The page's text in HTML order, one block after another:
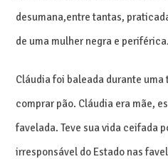
desumana,entre tantas,
de uma mulher negra e periférica.
Cláudia foi baleada durante
comprar pão. Cláudia era mãe,
favelada. Teve sua vida ceifada
irresponsável do Estado nas